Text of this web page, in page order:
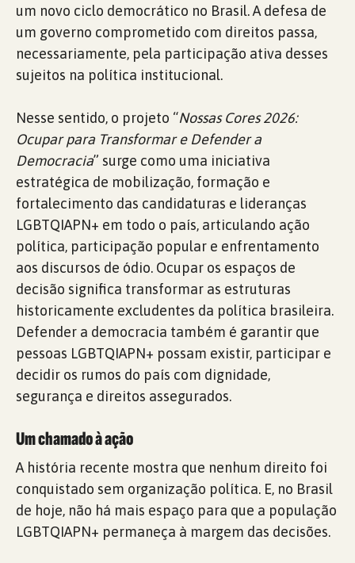
um novo ciclo democrático no Brasil. A defesa de
um governo comprometido com direitos passa,
necessariamente, pela participação ativa desses
sujeitos na política institucional.
Nesse sentido, o projeto “Nossas Cores 2026:
Ocupar para Transformar e Defender a
Democracia” surge como uma iniciativa
estratégica de mobilização, formação e
fortalecimento das candidaturas e lideranças
LGBTQIAPN+ em todo o país, articulando ação
política, participação popular e enfrentamento
aos discursos de ódio. Ocupar os espaços de
decisão significa transformar as estruturas
historicamente excludentes da política brasileira.
Defender a democracia também é garantir que
pessoas LGBTQIAPN+ possam existir, participar e
decidir os rumos do país com dignidade,
segurança e direitos assegurados.
Um chamado à ação
A história recente mostra que nenhum direito foi
conquistado sem organização política. E, no Brasil
de hoje, não há mais espaço para que a população
LGBTQIAPN+ permaneça à margem das decisões.